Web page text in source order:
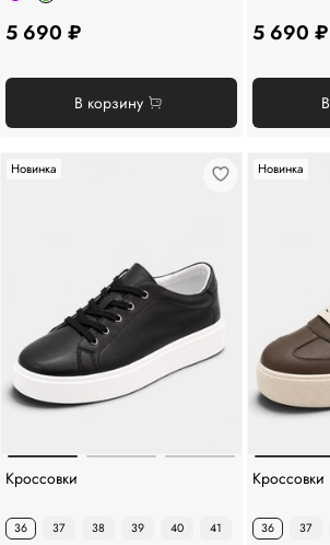
5 690 ₽
В корзину
5 690 ₽
Новинка
Кроссовки
36 37 38 39 40 41
Новинка
Кроссовки
36 37